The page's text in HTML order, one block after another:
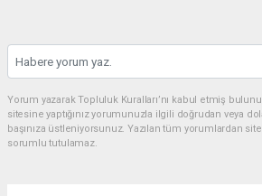
Yorum yazarak Topluluk Kuralları’nı kabul etmiş
sitesine yaptığınız yorumunuzla ilgili doğrudan veya
başınıza üstleniyorsunuz. Yazılan tüm yorumlardan
sorumlu tutulamaz.